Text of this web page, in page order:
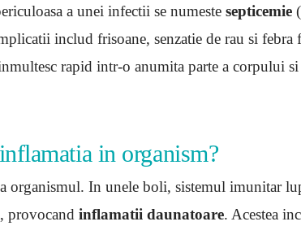
a unei infectii se numeste septicemie
includ frisoane, senzatie de rau si febra
rapid intr-o anumita parte a corpului
in organism?
organismul. In unele boli, sistemul imunitar
provocand inflamatii daunatoare. Acestea